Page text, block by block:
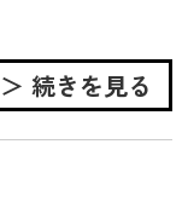
＞ 続きを見る